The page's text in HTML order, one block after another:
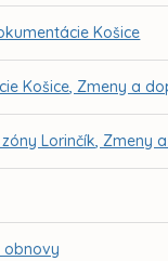
Košice
Košice, Zmeny a
Lorinčík, Zmeny
obnovy